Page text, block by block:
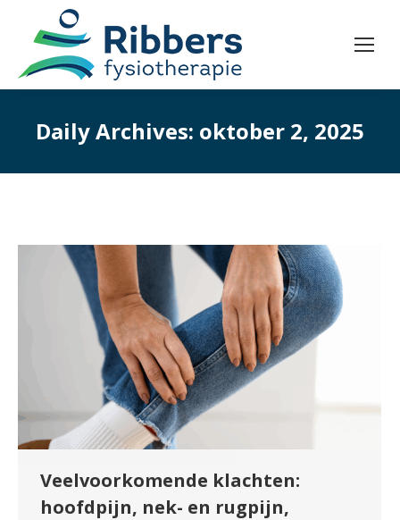
Daily Archives: oktober 2, 2025
Veelvoorkomende klachten:
hoofdpijn, nek- en rugpijn,